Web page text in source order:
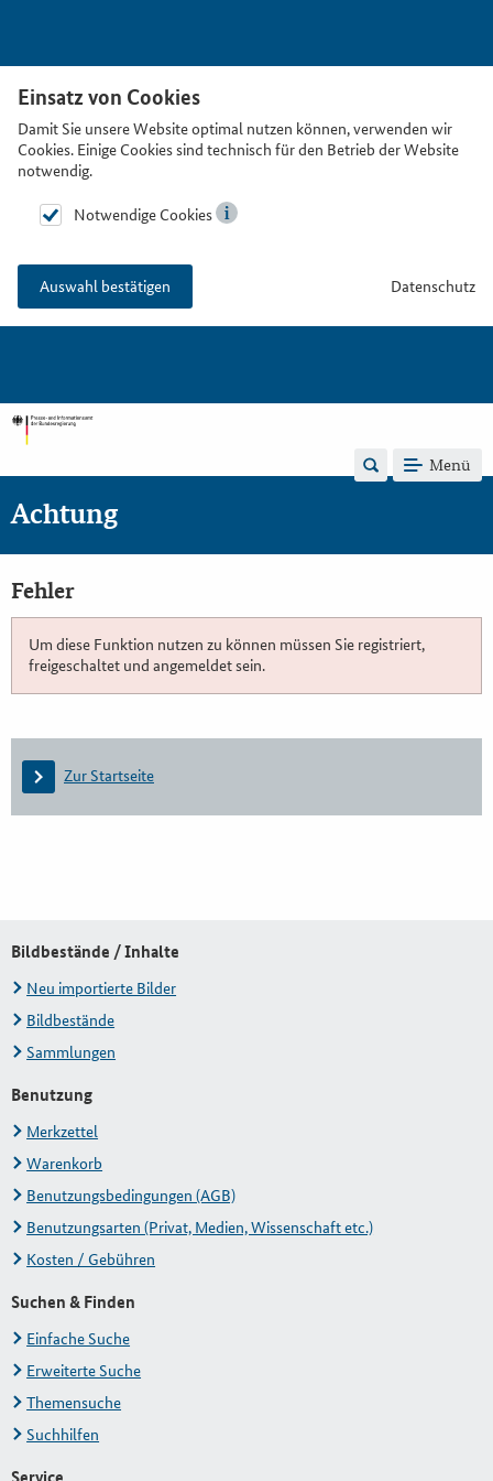
Einsatz von Cookies
Damit Sie unsere Website optimal nutzen können, verwenden wir
Cookies. Einige Cookies sind technisch für den Betrieb der Website
notwendig.
Notwendige Cookies
Auswahl bestätigen Datenschutz
Menü
Achtung
Fehler
Um diese Funktion nutzen zu können müssen Sie registriert,
freigeschaltet und angemeldet sein.
Zur Startseite
Bildbestände / Inhalte
Neu importierte Bilder
Bildbestände
Sammlungen
Benutzung
Merkzettel
Warenkorb
Benutzungsbedingungen (AGB)
Benutzungsarten (Privat, Medien, Wissenschaft etc.)
Kosten / Gebühren
Suchen & Finden
Einfache Suche
Erweiterte Suche
Themensuche
Suchhilfen